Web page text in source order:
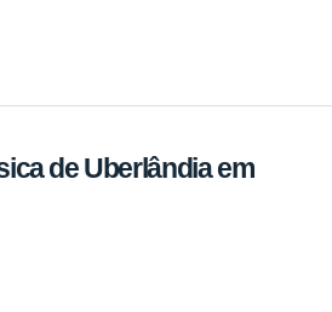
de Uberlândia em